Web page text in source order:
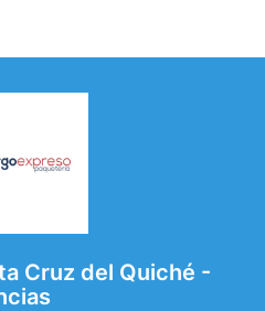
Cruz del Quiché -